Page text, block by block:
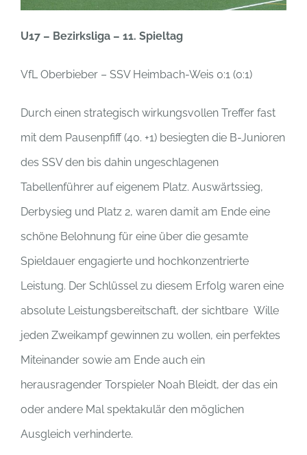
U17 – Bezirksliga – 11. Spieltag
VfL Oberbieber – SSV Heimbach-Weis 0:1 (0:1)
Durch einen strategisch wirkungsvollen Treffer fast
mit dem Pausenpfiff (40. +1) besiegten die B-Junioren
des SSV den bis dahin ungeschlagenen
Tabellenführer auf eigenem Platz. Auswärtssieg,
Derbysieg und Platz 2, waren damit am Ende eine
schöne Belohnung für eine über die gesamte
Spieldauer engagierte und hochkonzentrierte
Leistung. Der Schlüssel zu diesem Erfolg waren eine
absolute Leistungsbereitschaft, der sichtbare Wille
jeden Zweikampf gewinnen zu wollen, ein perfektes
Miteinander sowie am Ende auch ein
herausragender Torspieler Noah Bleidt, der das ein
oder andere Mal spektakulär den möglichen
Ausgleich verhinderte.